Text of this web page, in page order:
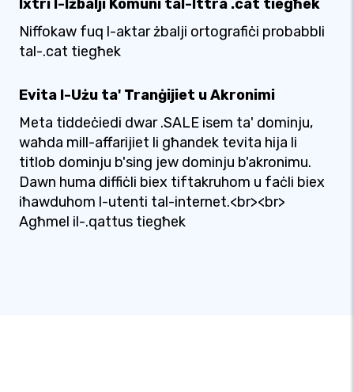
Ixtri l-Iżbalji Komuni tal-Ittra .cat tiegħek
Niffokaw fuq l-aktar żbalji ortografiċi probabbli
tal-.cat tiegħek
Evita l-Użu ta' Tranġijiet u Akronimi
Meta tiddeċiedi dwar .SALE isem ta' dominju,
waħda mill-affarijiet li għandek tevita hija li
titlob dominju b'sing jew dominju b'akronimu.
Dawn huma diffiċli biex tiftakruhom u faċli biex
iħawduhom l-utenti tal-internet.<br><br>
Agħmel il-.qattus tiegħek